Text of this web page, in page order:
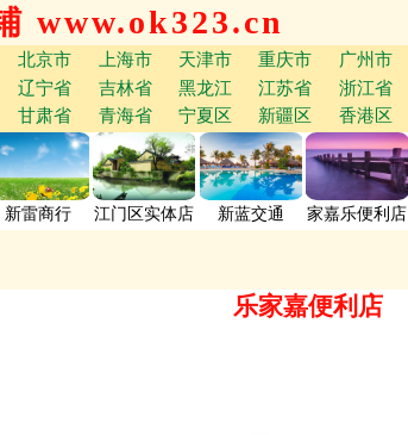
www.ok323.cn
北京市 上海市 天津市 重庆市 广州市
辽宁省 吉林省 黑龙江 江苏省 浙江省
甘肃省 青海省 宁夏区 新疆区 香港区
新雷商行 江门区实体店 新蓝交通 家嘉乐便利店
乐家嘉便利店